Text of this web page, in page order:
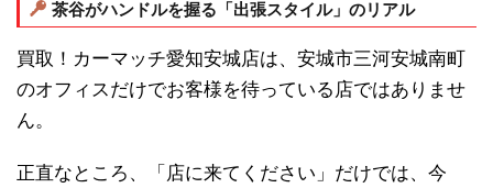
茶谷がハンドルを握る「出張スタイル」のリアル
買取！カーマッチ愛知安城店は、安城市三河安城南町
のオフィスだけでお客様を待っている店ではありませ
ん。
正直なところ、「店に来てください」だけでは、今